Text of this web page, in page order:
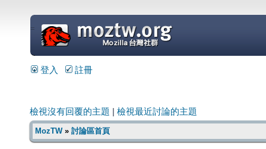
=
登入 註冊
檢視沒有回覆的主題 檢視最近討論的主題
MozTW» 討論區首頁